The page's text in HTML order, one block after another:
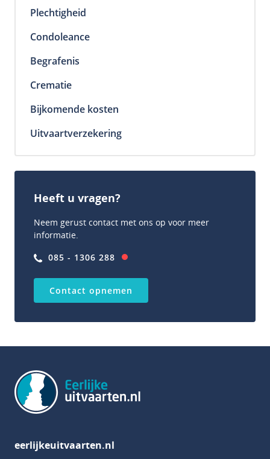
Plechtigheid
Condoleance
Begrafenis
Crematie
Bijkomende kosten
Uitvaartverzekering
Heeft u vragen?
Neem gerust contact met ons op voor meer
informatie.
085 - 1306 288
Contact opnemen
eerlijkeuitvaarten.nl